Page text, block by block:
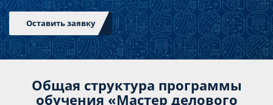
Общая структура программы
обучения «Мастер делового